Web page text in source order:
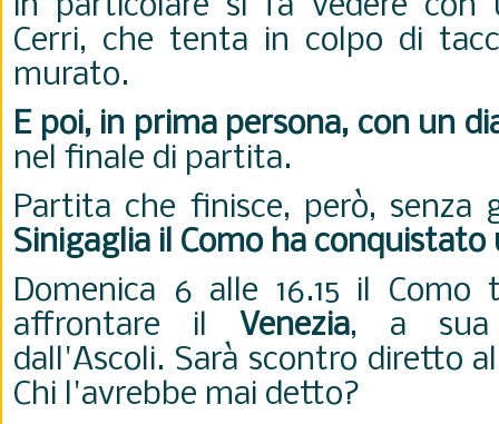
in particolare si fa vedere con
Cerri, che tenta in colpo di
murato.
E poi, in prima persona, con un
nel finale di partita.
Partita che finisce, però, senza
Sinigaglia il Como ha
Domenica 6 alle 16.15 il
affrontare il Venezia, a sua
dall'Ascoli. Sarà scontro diretto
Chi l'avrebbe mai detto?